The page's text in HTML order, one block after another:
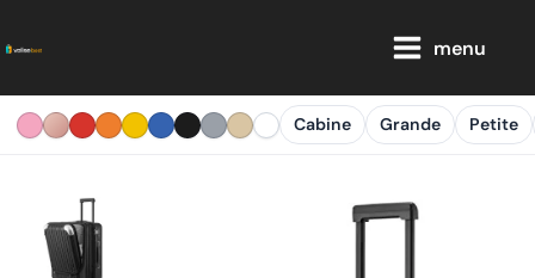
au
menu
Cabine Grande Petite